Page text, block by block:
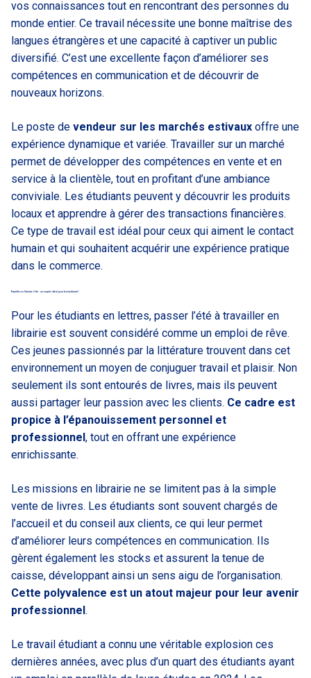
vos connaissances tout en rencontrant des personnes du
monde entier. Ce travail nécessite une bonne maîtrise des
langues étrangères et une capacité à captiver un public
diversifié. C’est une excellente façon d’améliorer ses
compétences en communication et de découvrir de
nouveaux horizons.
Le poste de vendeur sur les marchés estivaux offre une
expérience dynamique et variée. Travailler sur un marché
permet de développer des compétences en vente et en
service à la clientèle, tout en profitant d’une ambiance
conviviale. Les étudiants peuvent y découvrir les produits
locaux et apprendre à gérer des transactions financières.
Ce type de travail est idéal pour ceux qui aiment le contact
humain et qui souhaitent acquérir une expérience pratique
dans le commerce.
Travailler en librairie l’été : un emploi idéal pour les étudiants ?
Pour les étudiants en lettres, passer l’été à travailler en
librairie est souvent considéré comme un emploi de rêve.
Ces jeunes passionnés par la littérature trouvent dans cet
environnement un moyen de conjuguer travail et plaisir. Non
seulement ils sont entourés de livres, mais ils peuvent
aussi partager leur passion avec les clients. Ce cadre est
propice à l’épanouissement personnel et
professionnel, tout en offrant une expérience
enrichissante.
Les missions en librairie ne se limitent pas à la simple
vente de livres. Les étudiants sont souvent chargés de
l’accueil et du conseil aux clients, ce qui leur permet
d’améliorer leurs compétences en communication. Ils
gèrent également les stocks et assurent la tenue de
caisse, développant ainsi un sens aigu de l’organisation.
Cette polyvalence est un atout majeur pour leur avenir
professionnel.
Le travail étudiant a connu une véritable explosion ces
dernières années, avec plus d’un quart des étudiants ayant